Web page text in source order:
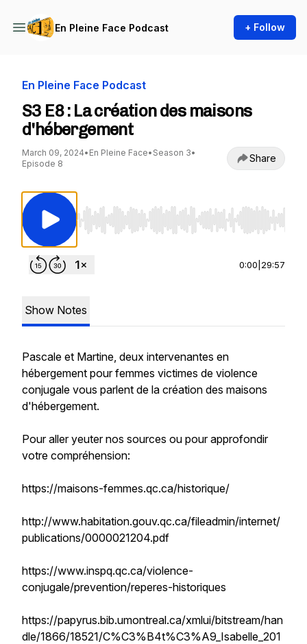
En Pleine Face Podcast + Follow
En Pleine Face Podcast
S3 E8 : La création des maisons
d'hébergement
March 09, 2024• En Pleine Face• Season 3•
Episode 8
Share
Use Left/Right to seek, Home/End to jump to
0:00 29:57
Show Notes
Pascale et Martine, deux intervenantes en
hébergement pour femmes victimes de violence
conjugale vous parlent de la création des maisons
d'hébergement.
Pour aller yeuter nos sources ou pour approfondir
votre compréhension:
https://maisons-femmes.qc.ca/historique/
http://www.habitation.gouv.qc.ca/fileadmin/internet/
publications/0000021204.pdf
https://www.inspq.qc.ca/violence-
conjugale/prevention/reperes-historiques
https://papyrus.bib.umontreal.ca/xmlui/bitstream/han
dle/1866/18521/C%C3%B4t%C3%A9_Isabelle_201